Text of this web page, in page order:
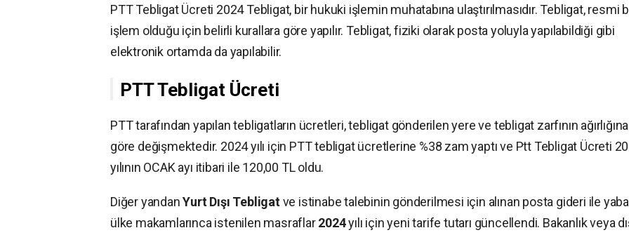
PTT Tebligat Ücreti 2024 Tebligat, bir hukuki işlemin muhatabına ulaştırılmasıdır. Tebligat, resmi
işlem olduğu için belirli kurallara göre yapılır. Tebligat, fiziki olarak posta yoluyla yapılabildiği gibi
elektronik ortamda da yapılabilir.
PTT Tebligat Ücreti
PTT tarafından yapılan tebligatların ücretleri, tebligat gönderilen yere ve tebligat zarfının ağırlığına
göre değişmektedir. 2024 yılı için PTT tebligat ücretlerine %38 zam yaptı ve Ptt Tebligat Ücreti
yılının OCAK ayı itibari ile 120,00 TL oldu.
Diğer yandanYurt Dışı Tebligatve istinabe talebinin gönderilmesi için alınan posta gideri ile
ülke makamlarınca istenilen masraflar2024yılı için yeni tarife tutarı güncellendi. Bakanlık veya